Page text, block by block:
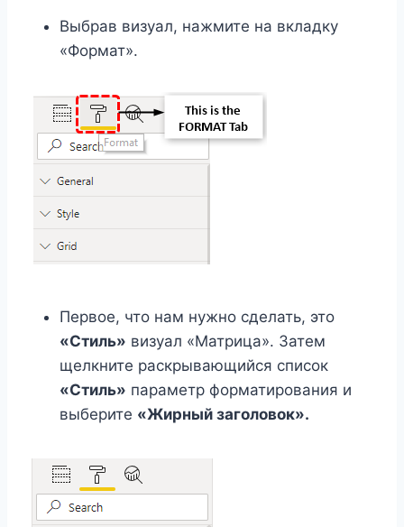
Выбрав визуал, нажмите на вкладку
«Формат».
Первое, что нам нужно сделать, это
«Стиль» визуал «Матрица». Затем
щелкните раскрывающийся список
«Стиль» параметр форматирования и
выберите «Жирный заголовок».